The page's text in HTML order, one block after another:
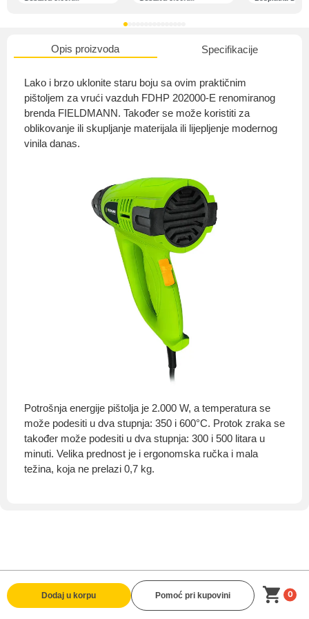
Opis proizvoda Specifikacije
Lako i brzo uklonite staru boju sa ovim praktičnim
pištoljem za vrući vazduh FDHP 202000-E renomiranog
brenda FIELDMANN. Također se može koristiti za
oblikovanje ili skupljanje materijala ili lijepljenje modernog
vinila danas.
Potrošnja energije pištolja je 2.000 W, a temperatura se
može podesiti u dva stupnja: 350 i 600°C. Protok zraka se
također može podesiti u dva stupnja: 300 i 500 litara u
minuti. Velika prednost je i ergonomska ručka i mala
težina, koja ne prelazi 0,7 kg.
Dodaj u korpu Pomoć pri kupovini 0
O nama
Privatnost kupca
Uvjeti i odredbe